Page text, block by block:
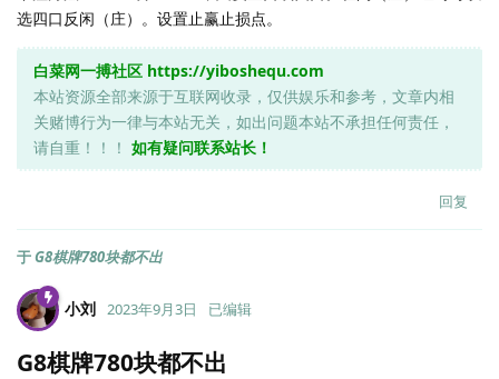
选四口反闲（庄）。设置止赢止损点。
白菜网一搏社区 https://yiboshequ.com
本站资源全部来源于互联网收录，仅供娱乐和参考，文章内相
关赌博行为一律与本站无关，如出问题本站不承担任何责任，
请自重！！！ 如有疑问联系站长！
回复
于G8棋牌780块都不出
小刘 2023年9月3日 已编辑
G8棋牌780块都不出